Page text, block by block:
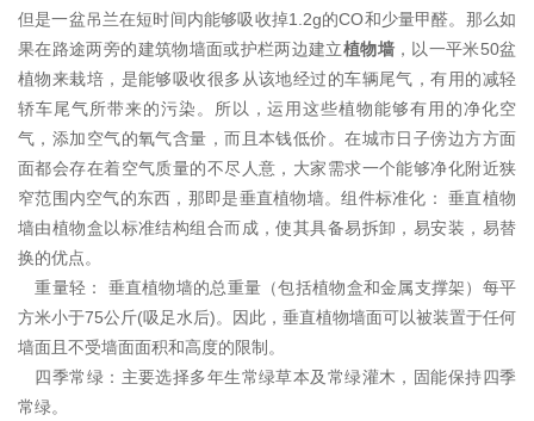
但是一盆吊兰在短时间内能够吸收掉1.2g的CO和少量甲醛。那么如
果在路途两旁的建筑物墙面或护栏两边建立植物墙，以一平米50盆
植物来栽培，是能够吸收很多从该地经过的车辆尾气，有用的减轻
轿车尾气所带来的污染。所以，运用这些植物能够有用的净化空
气，添加空气的氧气含量，而且本钱低价。在城市日子傍边方方面
面都会存在着空气质量的不尽人意，大家需求一个能够净化附近狭
窄范围内空气的东西，那即是垂直植物墙。组件标准化： 垂直植物
墙由植物盒以标准结构组合而成，使其具备易拆卸，易安装，易替
换的优点。
重量轻： 垂直植物墙的总重量（包括植物盒和金属支撑架）每平
方米小于75公斤(吸足水后)。因此，垂直植物墙面可以被装置于任何
墙面且不受墙面面积和高度的限制。
四季常绿：主要选择多年生常绿草本及常绿灌木，固能保持四季
常绿。